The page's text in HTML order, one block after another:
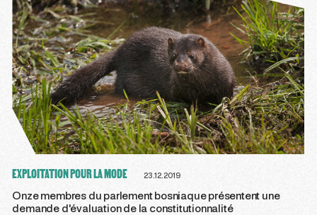
EXPLOITATION POUR LA MODE 23.12.2019
Onze membres du parlement bosniaque présentent une
demande d'évaluation de la constitutionnalité